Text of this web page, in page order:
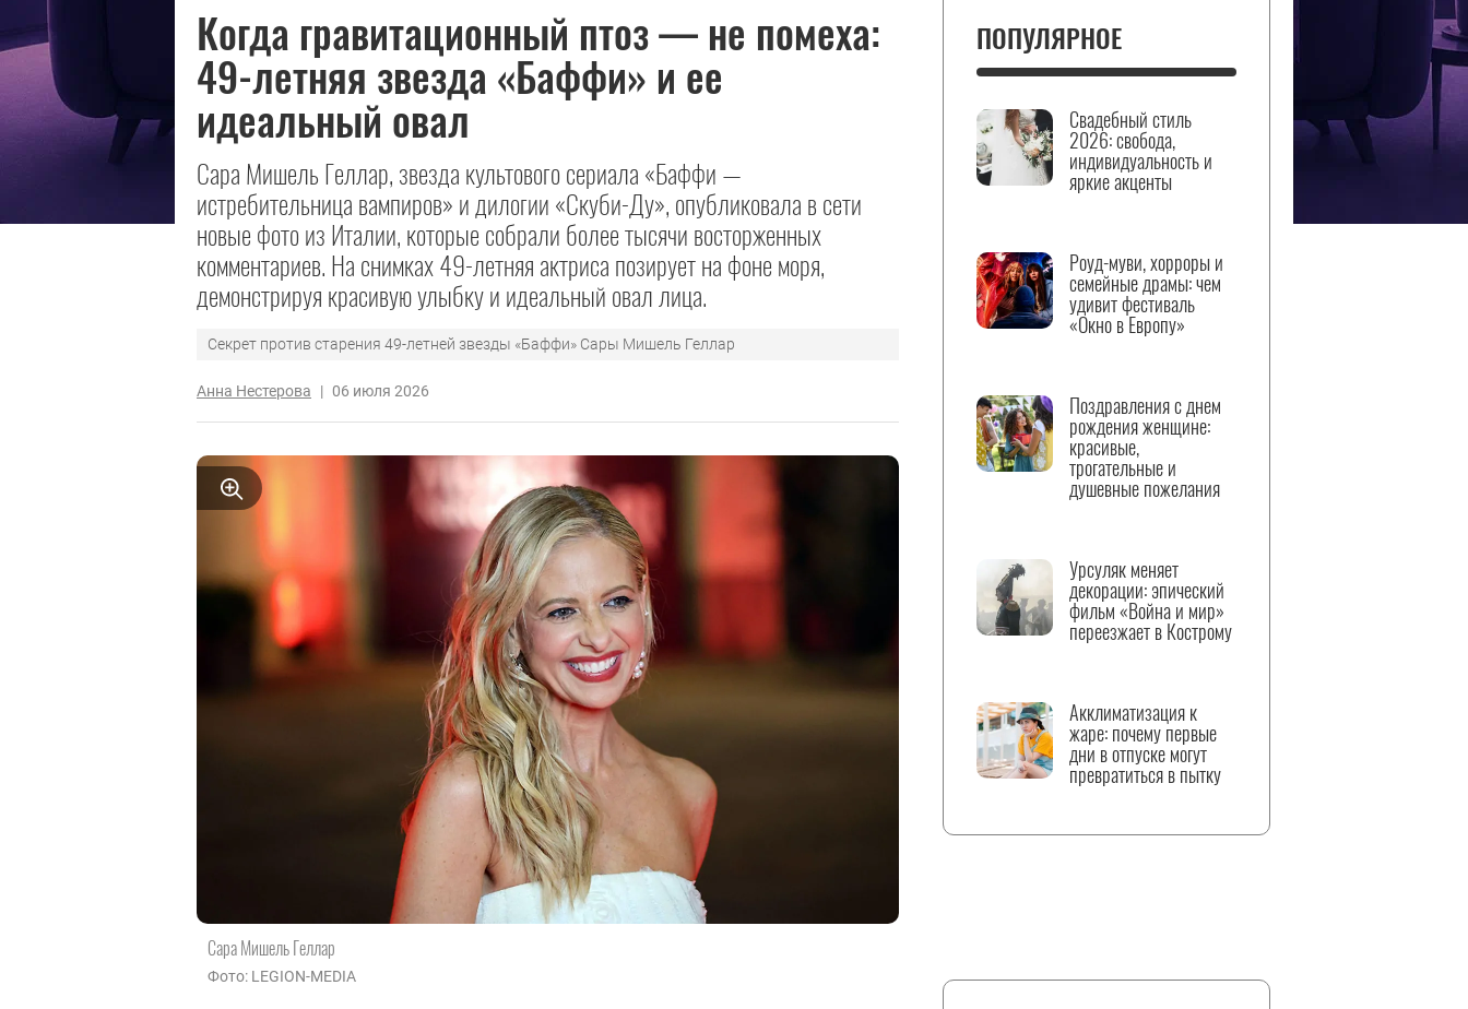
Когда гравитационный птоз — не помеха:
49-летняя звезда «Баффи» и ее
идеальный овал
Сара Мишель Геллар, звезда культового сериала «Баффи —
истребительница вампиров» и дилогии «Скуби-Ду», опубликовала в сети
новые фото из Италии, которые собрали более тысячи восторженных
комментариев. На снимках 49-летняя актриса позирует на фоне моря,
демонстрируя красивую улыбку и идеальный овал лица.
Секрет против старения 49-летней звезды «Баффи» Сары Мишель Геллар
Анна Нестерова | 06 июля 2026
Сара Мишель Геллар
Фото: LEGION-MEDIA
ПОПУЛЯРНОЕ
Свадебный стиль
2026: свобода,
индивидуальность и
яркие акценты
Роуд-муви, хорроры и
семейные драмы: чем
удивит фестиваль
«Окно в Европу»
Поздравления с днем
рождения женщине:
красивые,
трогательные и
душевные пожелания
Урсуляк меняет
декорации: эпический
фильм «Война и мир»
переезжает в Кострому
Акклиматизация к
жаре: почему первые
дни в отпуске могут
превратиться в пытку